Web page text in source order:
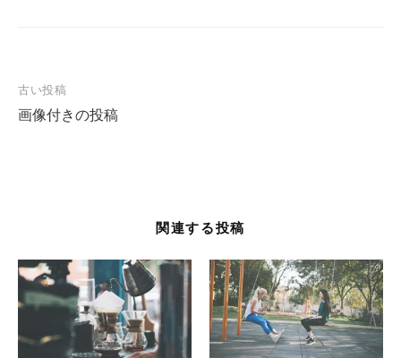
投
稿
シ
ョ
ン
古い投稿
画像付きの投稿
関連する投稿